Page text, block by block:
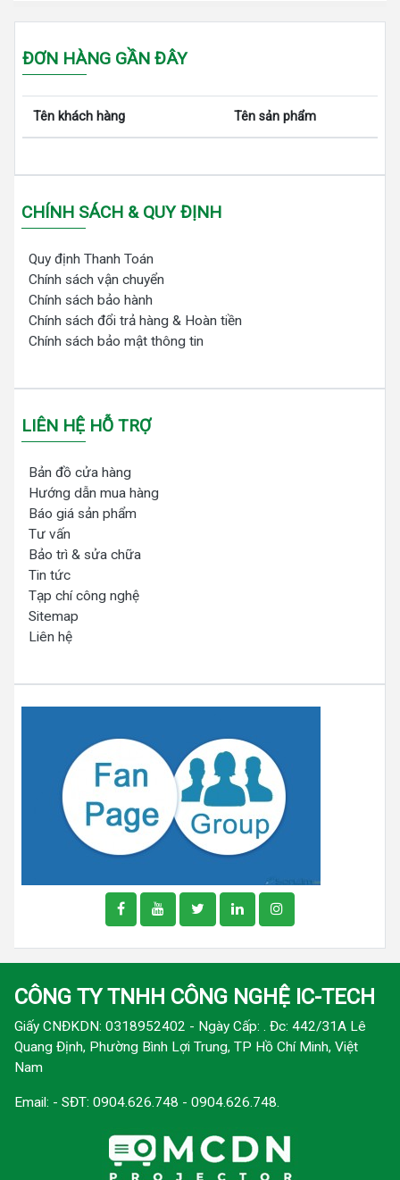
ĐƠN HÀNG GẦN ĐÂY
Tên khách hàng Tên sản phẩm
CHÍNH SÁCH & QUY ĐỊNH
Quy định Thanh Toán
Chính sách vận chuyển
Chính sách bảo hành
Chính sách đổi trả hàng & Hoàn tiền
Chính sách bảo mật thông tin
LIÊN HỆ HỖ TRỢ
Bản đồ cửa hàng
Hướng dẫn mua hàng
Báo giá sản phẩm
Tư vấn
Bảo trì & sửa chữa
Tin tức
Tạp chí công nghệ
Sitemap
Liên hệ
CÔNG TY TNHH CÔNG NGHỆ IC-TECH
Giấy CNĐKDN: 0318952402 - Ngày Cấp: . Đc: 442/31A Lê
Quang Định, Phường Bình Lợi Trung, TP Hồ Chí Minh, Việt
Nam
Email: - SĐT: 0904.626.748 - 0904.626.748.